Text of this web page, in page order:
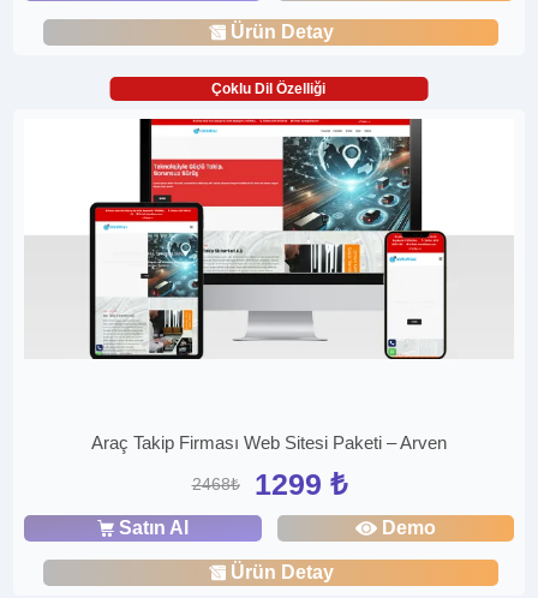
Ürün Detay
Çoklu Dil Özelliği
Araç Takip Firması Web Sitesi Paketi – Arven
2468₺ 1299 ₺
Satın Al Demo
Ürün Detay